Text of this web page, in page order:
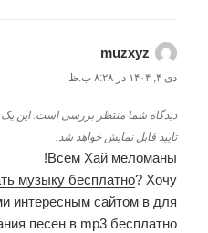
muzxyz
دی ۴, ۱۴۰۴ در ۸:۲۸ ب.ظ
دیدگاه شما منتظر بررسی است. این یک
تایید قابل نمایش خواهد شد.
Всем Хай меломаны!
музыку бесплатно? Хочу
интересным сайтом в для
песен в mp3 бесплатно